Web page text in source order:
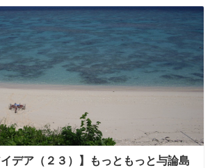
イデア（２３）】もっともっと与論島